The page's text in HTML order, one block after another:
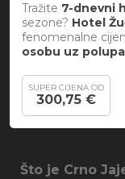
Tražite 7-dnevni
sezone? Hotel
fenomenalne
osobu uz
SUPER CIJENA OD
300,75 €
Što je Crno